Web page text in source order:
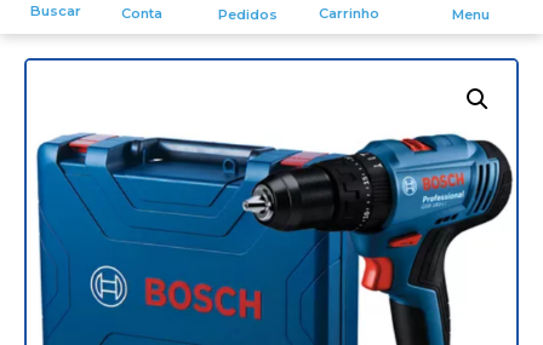
Buscar Conta Pedidos Carrinho Menu